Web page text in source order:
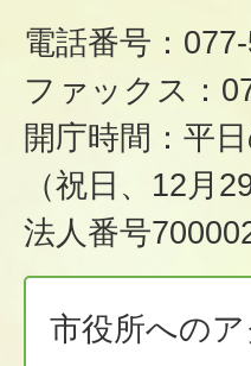
電話番号：
ファックス：
開庁時間：平
（祝日、12月
法人番号
市役所へのア